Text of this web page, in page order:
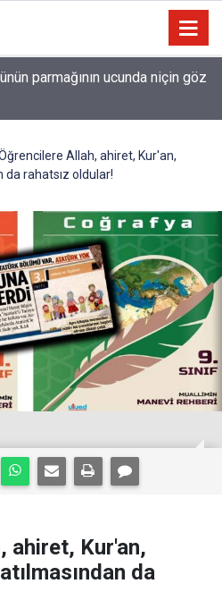
parmağının ucunda niçin göz
Allah, ahiret, Kur'an,
da rahatsız oldular!
ahiret, Kur'an,
da